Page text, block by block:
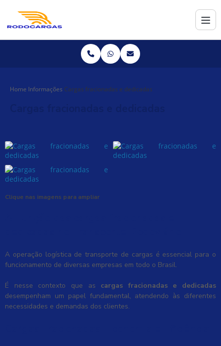
Home Informações Cargas fracionadas e dedicadas
Clique nas imagens para ampliar
A operação logística de transporte de cargas é essencial para o
funcionamento de diversas empresas em todo o Brasil.
É nesse contexto que as cargas fracionadas e dedicadas
desempenham um papel fundamental, atendendo às diferentes
necessidades e demandas dos clientes.